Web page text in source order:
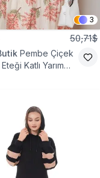
3
50,71$
Pembe Çiçek
Katlı Yarım